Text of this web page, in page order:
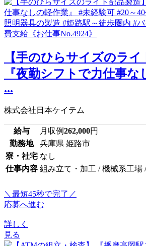
【手のひらサイズのライ
『夜勤シフトで力仕事な
...
株式会社日本ケイテム
給与 月収例262,000円
勤務地
兵庫県 姫路市
寮・社宅 なし
仕事内容 組み立て・加工 / 機械系工場
＼最短45秒で完了／
応募へ進む
詳しく
見る